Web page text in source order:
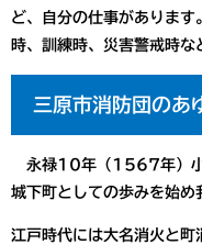
ど、自分の仕事がありま
時、訓練時、災害警戒時な
三原市消防団のあ
永禄10年（1567年）小
城下町としての歩みを始め
江戸時代には大名消火と町